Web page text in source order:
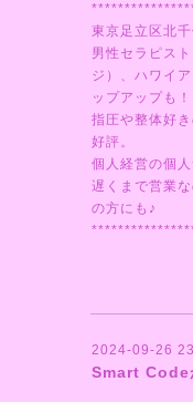
東京足立区北
男性セラピス
ジ）、ハワイ
ップアップも
指圧や整体好
好評。
個人経営の個
遅くまで営業
の方にも♪
2024-09-26
Smart Code